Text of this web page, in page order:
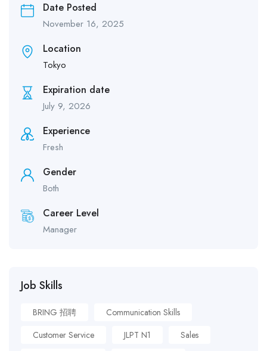
Date Posted
November 16, 2025
Location
Tokyo
Expiration date
July 9, 2026
Experience
Fresh
Gender
Both
Career Level
Manager
Job Skills
BRING 招聘
Communication Skills
Customer Service
JLPT N1
Sales